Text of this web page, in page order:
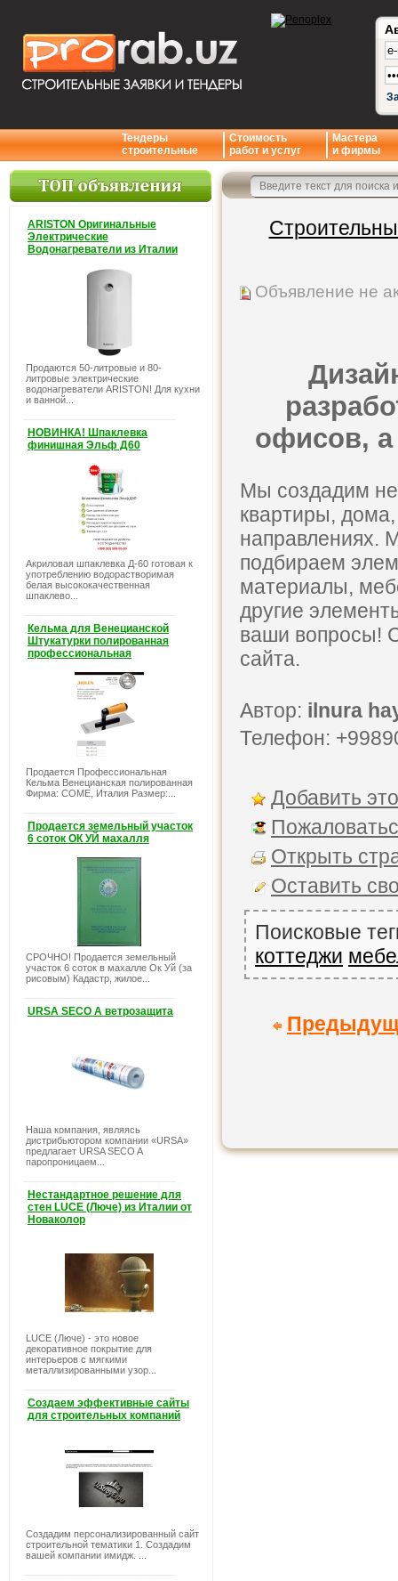
Тендеры
строительные
Стоимость
работ и услуг
Мастера
и фирмы
ARISTON Оригинальные
Электрические
Водонагреватели из Италии
Продаются 50-литровые и 80-
литровые электрические
водонагреватели ARISTON! Для кухни
и ванной...
НОВИНКА! Шпаклевка
финишная Эльф Д60
Акриловая шпаклевка Д-60 готовая к
употреблению водорастворимая
белая высококачественная
шпаклево...
Кельма для Венецианской
Штукатурки полированная
профессиональная
Продается Профессиональная
Кельма Венецианская полированная
Фирма: COME, Италия Размер:...
Продается земельный участок
6 соток ОК УЙ махалля
СРОЧНО! Продается земельный
участок 6 соток в махалле Ок Уй (за
рисовым) Кадастр, жилое...
URSA SECO A ветрозащита
Наша компания, являясь
дистрибьютором компании «URSA»
предлагает URSA SECO A
паропроницаем...
Нестандартное решение для
стен LUCE (Люче) из Италии от
Новаколор
LUCE (Люче) - это новое
декоративное покрытие для
интерьеров с мягкими
металлизированными узор...
Создаем эффективные сайты
для строительных компаний
Создадим персонализированный сайт
строительной тематики 1. Создадим
вашей компании имидж. ...
Объявление не
офисов, а
Мы создадим
квартиры,
направлениях.
подбираем
материалы,
другие
ваши вопросы!
сайта.
Автор: ilnura
Телефон:
Добавить
Открыть
Оставить
Поисковые
коттеджи